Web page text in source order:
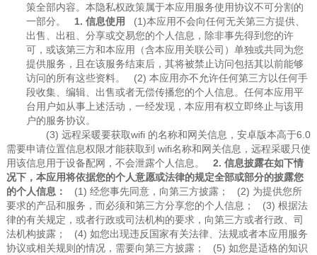
策全部内容。本隐私权政策属于本应用服务使用协议不可分割的
一部分。
1. 信息使用
(1)本应用不会向任何无关第三方提供、
出售、出租、分享或交易您的个人信息，除非事先得到您的许
可，或该第三方和本应用（含本应用关联公司）单独或共同为您
提供服务，且在该服务结束后，其将被禁止访问包括其以前能够
访问的所有这些资料。 (2) 本应用亦不允许任何第三方以任何手
段收集、编辑、出售或者无偿传播您的个人信息。任何本应用平
台用户如从事上述活动，一经发现，本应用有权立即终止与该用
户的服务协议。
(3) 远程采暖要获取wifi 的名称和网关信息，安卓版本高于6.0
需要申请位置信息权限才能获取到 wifi名称和网关信息，远程采暖只使
用该信息用于设备配网，不会泄露个人信息。
2. 信息披露在如下情
况下，本应用将依据您的个人意愿或法律的规定全部或部分的披露您
的个人信息：
(1) 经您事先同意，向第三方披露； (2) 为提供您所
要求的产品和服务，而必须和第三方分享您的个人信息； (3) 根据法
律的有关规定，或者行政或司法机构的要求，向第三方或者行政、司
法机构披露； (4) 如您出现违反国家有关法律、法规或者本应用服务
协议或相关规则的情况，需要向第三方披露； (5) 如您是适格的知识